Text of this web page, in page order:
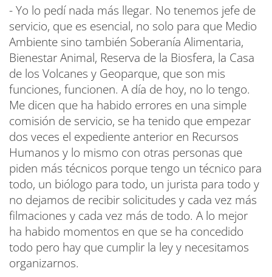
- Yo lo pedí nada más llegar. No tenemos jefe de
servicio, que es esencial, no solo para que Medio
Ambiente sino también Soberanía Alimentaria,
Bienestar Animal, Reserva de la Biosfera, la Casa
de los Volcanes y Geoparque, que son mis
funciones, funcionen. A día de hoy, no lo tengo.
Me dicen que ha habido errores en una simple
comisión de servicio, se ha tenido que empezar
dos veces el expediente anterior en Recursos
Humanos y lo mismo con otras personas que
piden más técnicos porque tengo un técnico para
todo, un biólogo para todo, un jurista para todo y
no dejamos de recibir solicitudes y cada vez más
filmaciones y cada vez más de todo. A lo mejor
ha habido momentos en que se ha concedido
todo pero hay que cumplir la ley y necesitamos
organizarnos.